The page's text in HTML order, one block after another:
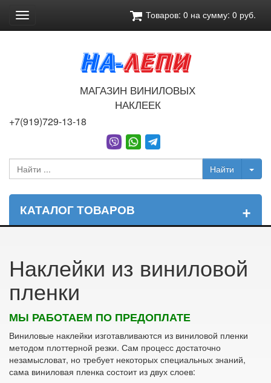
Товаров: 0 на сумму: 0 руб.
Toggle
navigation
МАГАЗИН ВИНИЛОВЫХ
НАКЛЕЕК
+7(919)729-13-18
КАТАЛОГ ТОВАРОВ +
Наклейки из виниловой
пленки
МЫ РАБОТАЕМ ПО ПРЕДОПЛАТЕ
Виниловые наклейки изготавливаются из виниловой пленки
методом плоттерной резки. Сам процесс достаточно
незамысловат, но требует некоторых специальных знаний,
сама виниловая пленка состоит из двух слоев: